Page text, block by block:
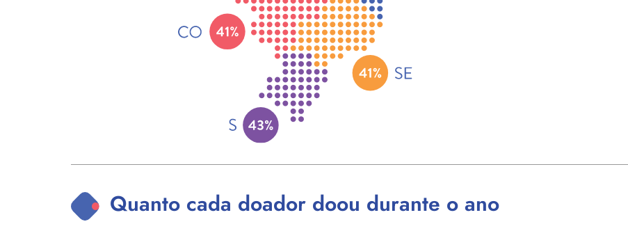
Quanto cada doador doou durante o ano